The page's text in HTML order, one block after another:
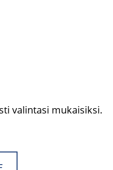
valintasi mukaisiksi.